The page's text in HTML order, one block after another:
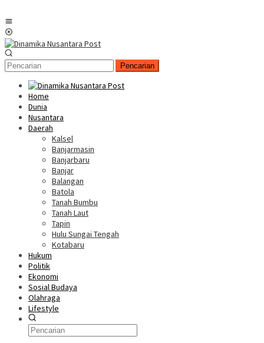
Pencarian
Home
Dunia
Nusantara
Daerah
Kalsel
Banjarmasin
Banjarbaru
Banjar
Balangan
Batola
Tanah Bumbu
Tanah Laut
Tapin
Hulu Sungai Tengah
Kotabaru
Hukum
Politik
Ekonomi
Sosial Budaya
Olahraga
Lifestyle